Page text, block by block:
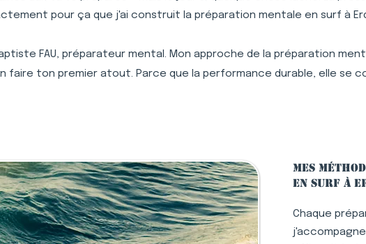
pour ça que j'ai construit la préparation mentale en surf à
FAU, préparateur mental. Mon approche de la préparation
faire ton premier atout. Parce que la performance durable, elle se
Mes
en surf à
Chaque